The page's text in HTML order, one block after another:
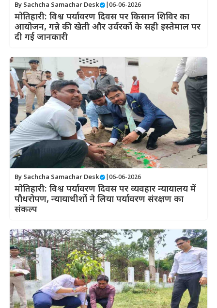
By Sachcha Samachar Desk 06-06-2026
मोतिहारी: विश्व पर्यावरण दिवस पर किसान शिविर का
आयोजन, गन्ने की खेती और उर्वरकों के सही इस्तेमाल पर
दी गई जानकारी
By Sachcha Samachar Desk 06-06-2026
मोतिहारी: विश्व पर्यावरण दिवस पर व्यवहार न्यायालय में
पौधरोपण, न्यायाधीशों ने लिया पर्यावरण संरक्षण का
संकल्प